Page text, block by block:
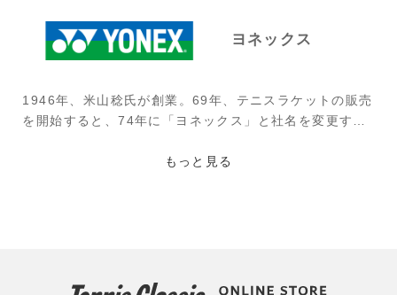
ヨネックス
1946年、米山稔氏が創業。69年、テニスラケットの販売
を開始すると、74年に「ヨネックス」と社名を変更す
など特に女子プロ選手に好まれたラケットだったが、そ
もっと見る